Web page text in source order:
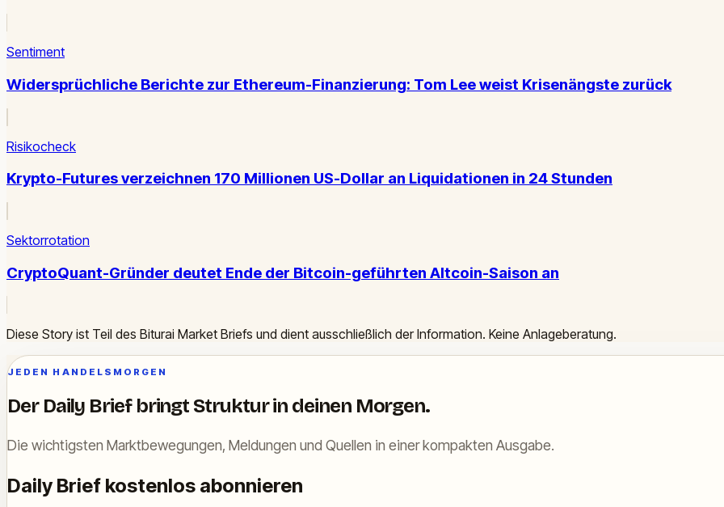
Sentiment
Widersprüchliche Berichte zur Ethereum-Finanzierung: Tom Lee weist Krisenängste zurück
Risikocheck
Krypto-Futures verzeichnen 170 Millionen US-Dollar an Liquidationen in 24 Stunden
Sektorrotation
CryptoQuant-Gründer deutet Ende der Bitcoin-geführten Altcoin-Saison an
Diese Story ist Teil des Biturai Market Briefs und dient ausschließlich der Information. Keine Anlageberatung.
JEDEN HANDELSMORGEN
Der Daily Brief bringt Struktur in deinen Morgen.
Die wichtigsten Marktbewegungen, Meldungen und Quellen in einer kompakten Ausgabe.
Daily Brief kostenlos abonnieren